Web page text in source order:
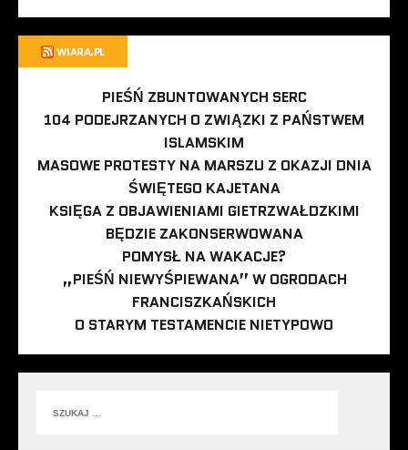
WIARA.PL
PIEŚŃ ZBUNTOWANYCH SERC
104 PODEJRZANYCH O ZWIĄZKI Z PAŃSTWEM
ISLAMSKIM
MASOWE PROTESTY NA MARSZU Z OKAZJI DNIA
ŚWIĘTEGO KAJETANA
KSIĘGA Z OBJAWIENIAMI GIETRZWAŁDZKIMI
BĘDZIE ZAKONSERWOWANA
POMYSŁ NA WAKACJE?
„PIEŚŃ NIEWYŚPIEWANA” W OGRODACH
FRANCISZKAŃSKICH
O STARYM TESTAMENCIE NIETYPOWO